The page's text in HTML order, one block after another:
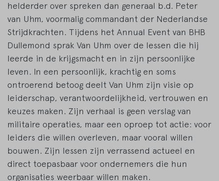
helderder over spreken dan generaal b.d. Peter
van Uhm, voormalig commandant der Nederlandse
Strijdkrachten. Tijdens het Annual Event van BHB
Dullemond sprak Van Uhm over de lessen die hij
leerde in de krijgsmacht en in zijn persoonlijke
leven. In een persoonlijk, krachtig en soms
ontroerend betoog deelt Van Uhm zijn visie op
leiderschap, verantwoordelijkheid, vertrouwen en
keuzes maken. Zijn verhaal is geen verslag van
militaire operaties, maar een oproep tot actie: voor
leiders die willen overleven, maar vooral willen
bouwen. Zijn lessen zijn verrassend actueel en
direct toepasbaar voor ondernemers die hun
organisaties weerbaar willen maken.